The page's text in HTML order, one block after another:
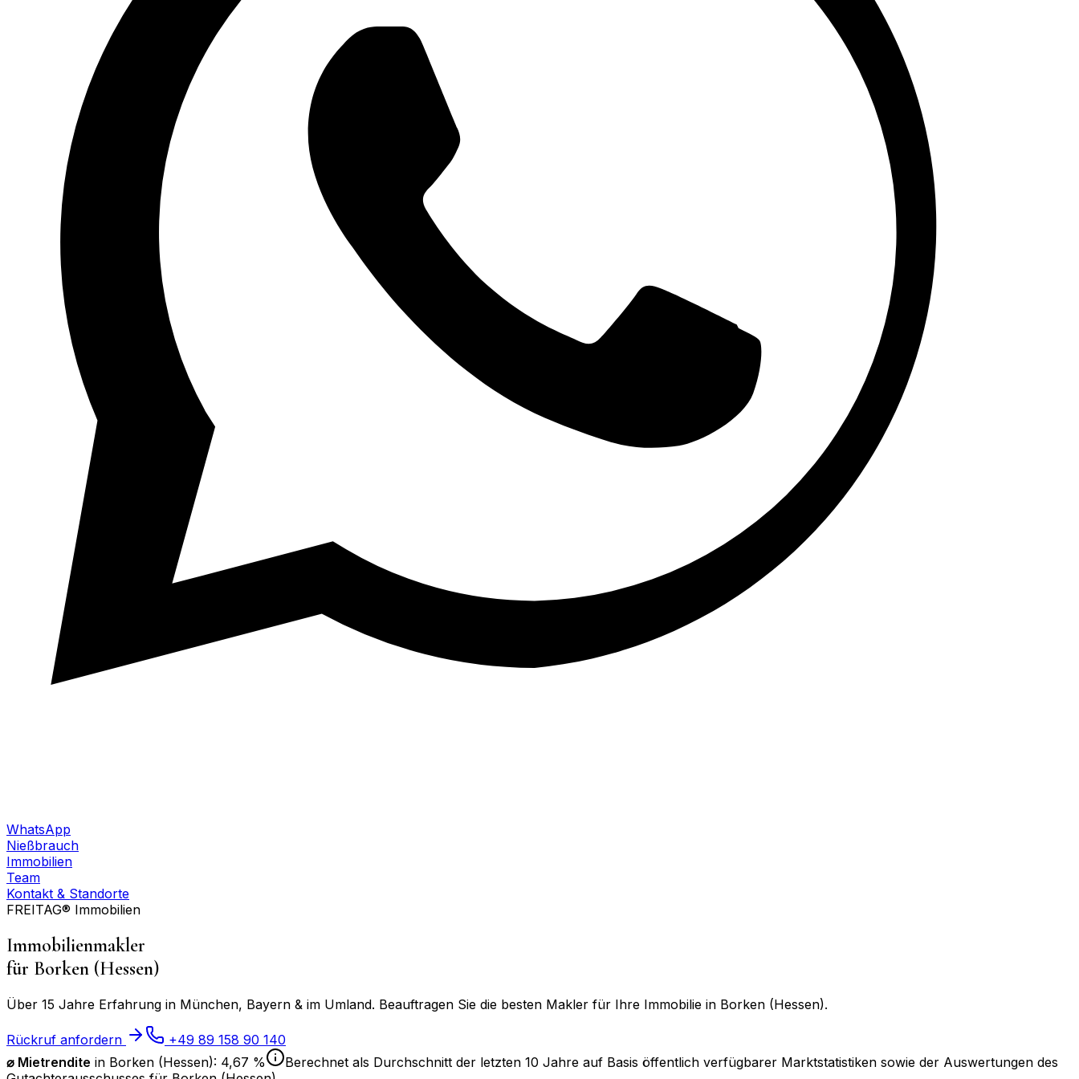
WhatsApp
Nießbrauch
Immobilien
Team
Kontakt & Standorte
FREITAG® Immobilien
Immobilienmakler
für Borken (Hessen)
Über 15 Jahre Erfahrung in München, Bayern & im Umland. Beauftragen Sie die besten Makler für Ihre Immobilie in Borken (Hessen).
Rückruf anfordern
+49 89 158 90 140
⌀ Mietrendite in Borken (Hessen): 4,67 %
Berechnet als Durchschnitt der letzten 10 Jahre auf Basis öffentlich verfügbarer Marktstatistiken sowie der Auswertungen des